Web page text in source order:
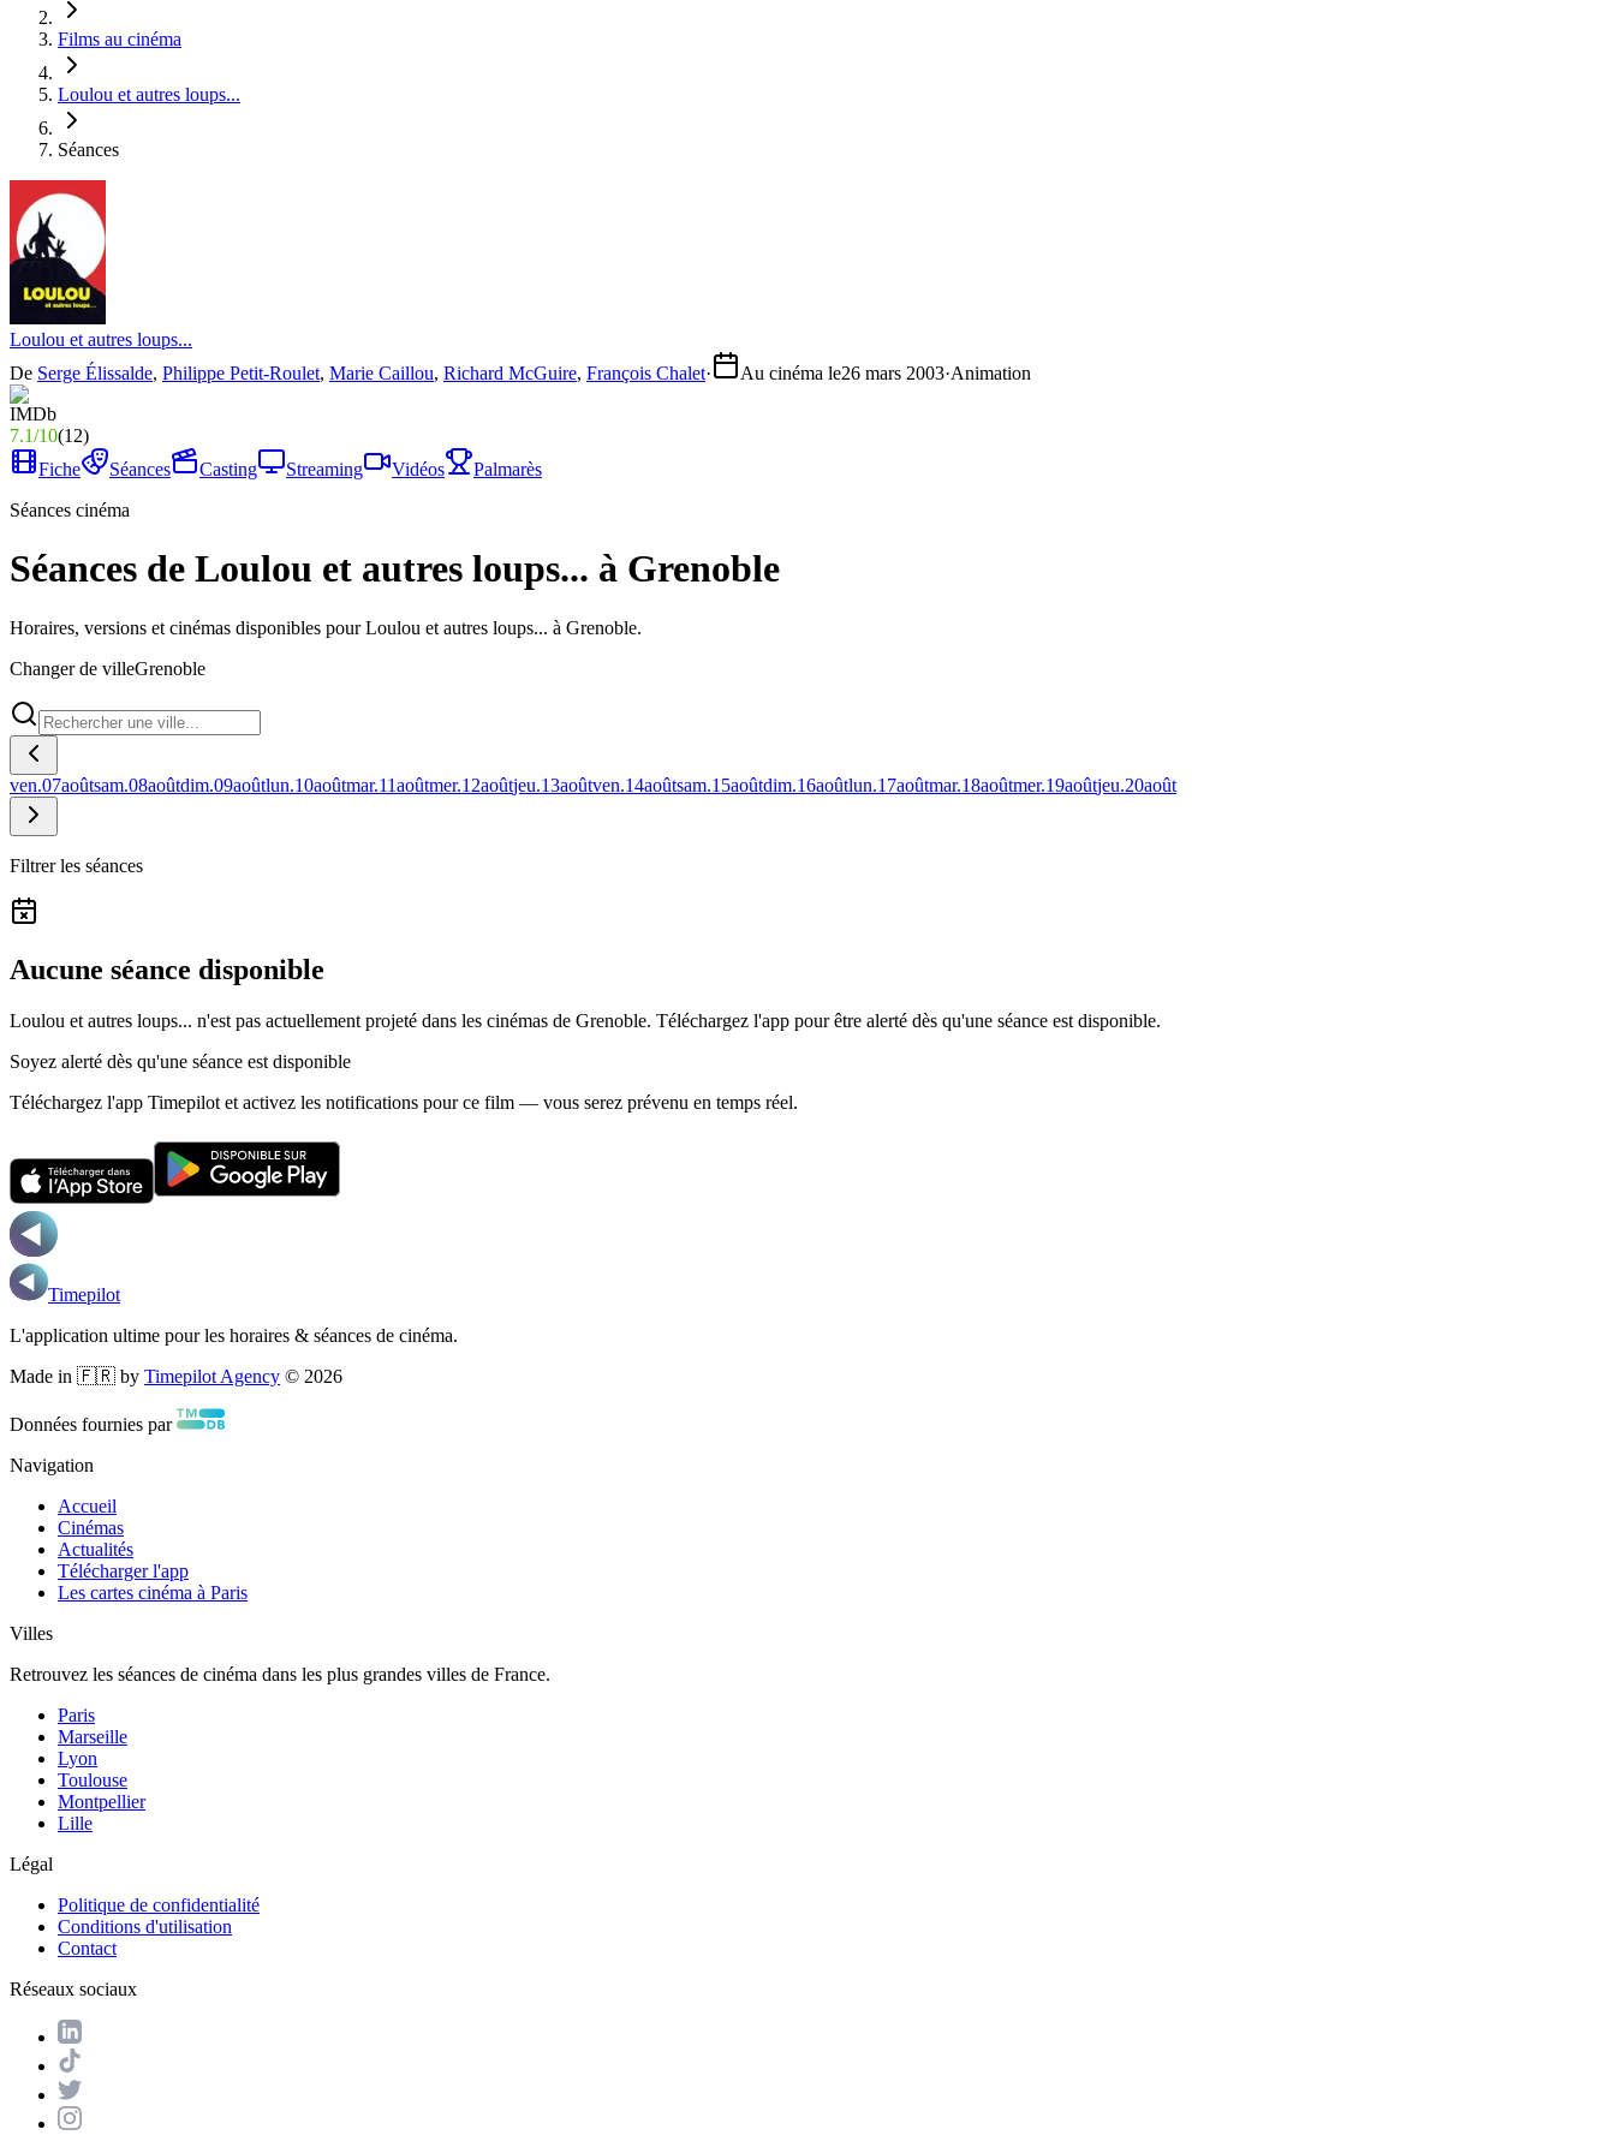
Films au cinéma
Loulou et autres loups...
Séances
Loulou et autres loups...
De Serge Élissalde, Philippe Petit-Roulet, Marie Caillou, Richard McGuire, François Chalet· Au cinéma le26 mars 2003·Animation
7.1/10(12)
Fiche
Séances Casting Streaming Vidéos
Palmarès
Séances cinéma
Séances de Loulou et autres loups... à Grenoble
Horaires, versions et cinémas disponibles pour Loulou et autres loups... à Grenoble.
Changer de villeGrenoble
ven.07aoûtsam.08aoûtdim.09aoûtlun.10aoûtmar.11aoûtmer.12aoûtjeu.13aoûtven.14aoûtsam.15aoûtdim.16aoûtlun.17aoûtmar.18aoûtmer.19aoûtjeu.20août
Filtrer les séances
Aucune séance disponible
Loulou et autres loups... n'est pas actuellement projeté dans les cinémas de Grenoble. Téléchargez l'app pour être alerté dès qu'une séance est disponible.
Soyez alerté dès qu'une séance est disponible
Téléchargez l'app Timepilot et activez les notifications pour ce film — vous serez prévenu en temps réel.
Timepilot
L'application ultime pour les horaires & séances de cinéma.
Made in 🇫🇷 by Timepilot Agency © 2026
Données fournies par
Navigation
Accueil
Cinémas
Actualités
Télécharger l'app
Les cartes cinéma à Paris
Villes
Retrouvez les séances de cinéma dans les plus grandes villes de France.
Paris
Marseille
Lyon
Toulouse
Montpellier
Lille
Légal
Politique de confidentialité
Conditions d'utilisation
Contact
Réseaux sociaux